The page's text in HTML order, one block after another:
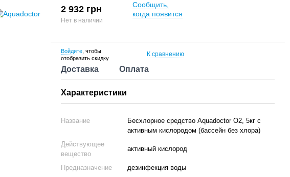
2 932 грн
Нет в наличии
Сообщить,
когда появится
Войдите , чтобы
отобразить скидку
К сравнению
Доставка Оплата
Характеристики
Название
Бесхлорное средство Aquadoctor O2, 5кг с
активным кислородом (бассейн без хлора)
Действующее
вещество
активный кислород
Предназначение
дезинфекция воды